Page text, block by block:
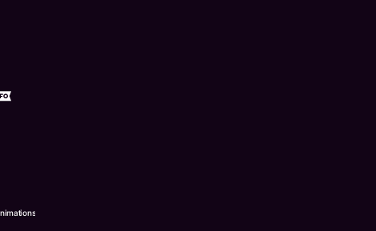
éducatives de langue française de l’Ontario (TFO) - 2026